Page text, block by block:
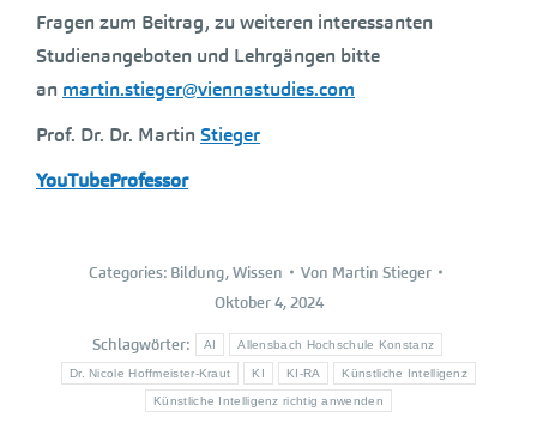
Fragen zum Beitrag, zu weiteren interessanten
Studienangeboten und Lehrgängen bitte
an martin.stieger@viennastudies.com
Prof. Dr. Dr. Martin Stieger
YouTubeProfessor
Categories: Bildung,Wissen Von Martin Stieger
Oktober 4, 2024
Schlagwörter: AI Allensbach Hochschule Konstanz
Dr. Nicole Hoffmeister-Kraut KI KI-RA Künstliche Intelligenz
Künstliche Intelligenz richtig anwenden